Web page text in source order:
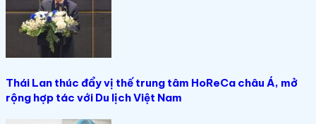
Thái Lan thúc đẩy vị thế trung tâm HoReCa châu Á, mở
rộng hợp tác với Du lịch Việt Nam